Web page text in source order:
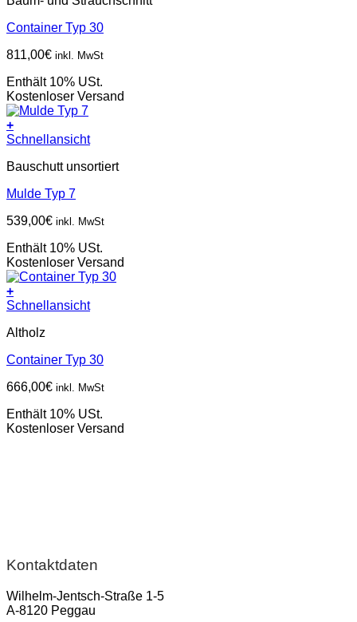
Container Typ 30
811,00€ inkl. MwSt
Enthält 10% USt.
Kostenloser Versand
+
Schnellansicht
Bauschutt unsortiert
Mulde Typ 7
539,00€ inkl. MwSt
Enthält 10% USt.
Kostenloser Versand
+
Schnellansicht
Altholz
Container Typ 30
666,00€ inkl. MwSt
Enthält 10% USt.
Kostenloser Versand
Kontaktdaten
Wilhelm-Jentsch-Straße 1-5
A-8120 Peggau